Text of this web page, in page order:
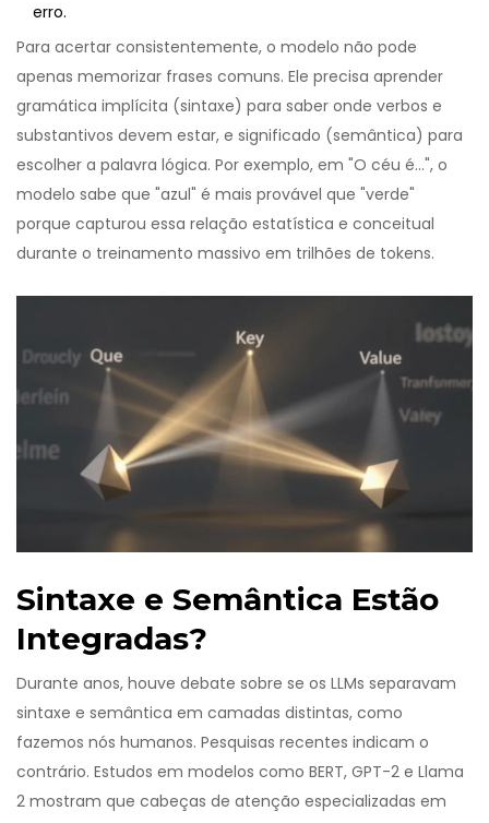
erro.
Para acertar consistentemente, o modelo não pode
apenas memorizar frases comuns. Ele precisa aprender
gramática implícita (sintaxe) para saber onde verbos e
substantivos devem estar, e significado (semântica) para
escolher a palavra lógica. Por exemplo, em "O céu é...", o
modelo sabe que "azul" é mais provável que "verde"
porque capturou essa relação estatística e conceitual
durante o treinamento massivo em trilhões de tokens.
Sintaxe e Semântica Estão
Integradas?
Durante anos, houve debate sobre se os LLMs separavam
sintaxe e semântica em camadas distintas, como
fazemos nós humanos. Pesquisas recentes indicam o
contrário. Estudos em modelos como BERT, GPT-2 e Llama
2 mostram que cabeças de atenção especializadas em